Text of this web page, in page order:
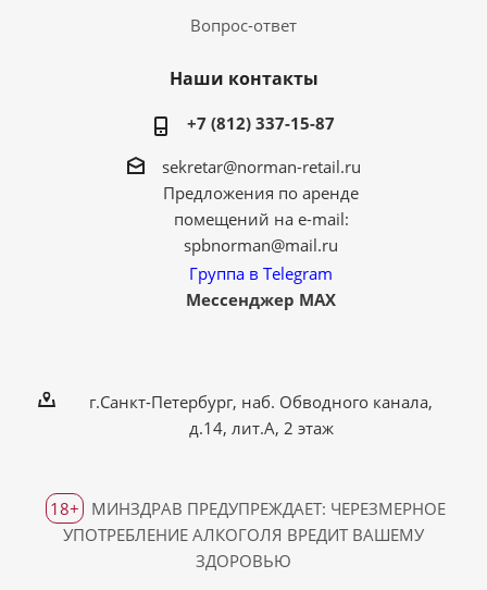
Вопрос-ответ
Наши контакты
+7 (812) 337-15-87
sekretar@norman-retail.ru
Предложения по аренде
помещений на e-mail:
spbnorman@mail.ru
Группа в Telegram
Мессенджер MAX
г.Санкт-Петербург, наб. Обводного канала,
д.14, лит.А, 2 этаж
18+
МИНЗДРАВ ПРЕДУПРЕЖДАЕТ: ЧЕРЕЗМЕРНОЕ
УПОТРЕБЛЕНИЕ АЛКОГОЛЯ ВРЕДИТ ВАШЕМУ
ЗДОРОВЬЮ